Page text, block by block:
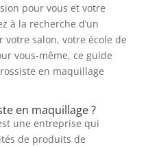
pour vous et votre
à la recherche d’un
salon, votre école de
vous-même, ce guide
en maquillage
en maquillage ?
une entreprise qui
de produits de